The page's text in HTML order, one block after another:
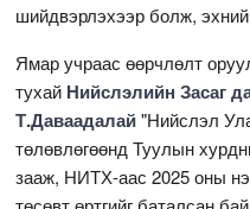
шийдвэрлэхээр болж,
Ямар учраас өөрчлөлт
тухай Нийслэлийн Засаг
Т.Даваадалай"Нийслэл
төлөвлөгөөнд Туулын
зааж, НИТХ-аас 2025 оны